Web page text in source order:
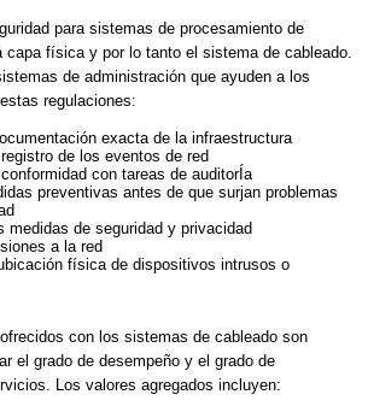
para sistemas de procesamiento de
capa física y por lo tanto el sistema de cableado.
de administración que ayuden a los
regulaciones:
exacta de la infraestructura
de los eventos de red
con tareas de auditorÍa
preventivas antes de que surjan problemas
medidas de seguridad y privacidad
a la red
física de dispositivos intrusos o
con los sistemas de cableado son
el grado de desempeño y el grado de
Los valores agregados incluyen: